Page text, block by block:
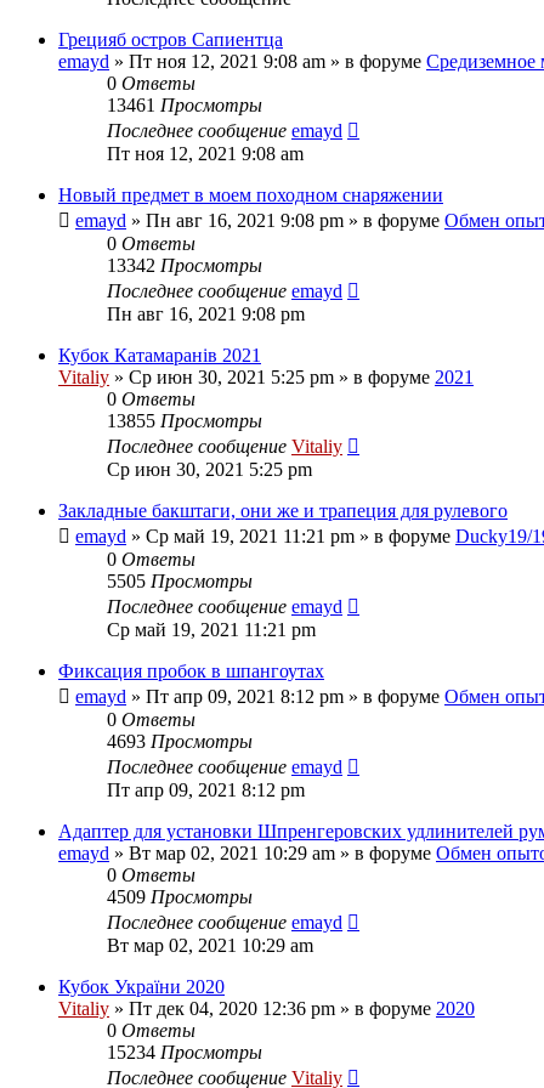
Грецияб остров Сапиентца
emayd » Пт ноя 12, 2021 9:08 am » в форуме Средиземное
0 Ответы
13461 Просмотры
Последнее сообщение emayd
Пт ноя 12, 2021 9:08 am
Новый предмет в моем походном снаряжении
emayd » Пн авг 16, 2021 9:08 pm » в форуме Обмен
0 Ответы
13342 Просмотры
Последнее сообщение emayd
Пн авг 16, 2021 9:08 pm
Кубок Катамаранів 2021
Vitaliy » Ср июн 30, 2021 5:25 pm » в форуме 2021
0 Ответы
13855 Просмотры
Последнее сообщение Vitaliy
Ср июн 30, 2021 5:25 pm
Закладные бакштаги, они же и трапеция для рулевого
emayd » Ср май 19, 2021 11:21 pm » в форуме Ducky19/
0 Ответы
5505 Просмотры
Последнее сообщение emayd
Ср май 19, 2021 11:21 pm
Фиксация пробок в шпангоутах
emayd » Пт апр 09, 2021 8:12 pm » в форуме Обмен
0 Ответы
4693 Просмотры
Последнее сообщение emayd
Пт апр 09, 2021 8:12 pm
Адаптер для установки Шпренгеровских удлинителей
emayd » Вт мар 02, 2021 10:29 am » в форуме Обмен
0 Ответы
4509 Просмотры
Последнее сообщение emayd
Вт мар 02, 2021 10:29 am
Кубок України 2020
Vitaliy » Пт дек 04, 2020 12:36 pm » в форуме 2020
0 Ответы
15234 Просмотры
Последнее сообщение Vitaliy